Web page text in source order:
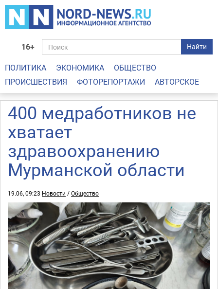
16+ Найти
ПОЛИТИКА ЭКОНОМИКА
ОБЩЕСТВО
ПРОИСШЕСТВИЯ
ФОТОРЕПОРТАЖИ АВТОРСКОЕ
400 медработников не
хватает
здравоохранению
Мурманской области
19.06, 09:23 Новости /Общество